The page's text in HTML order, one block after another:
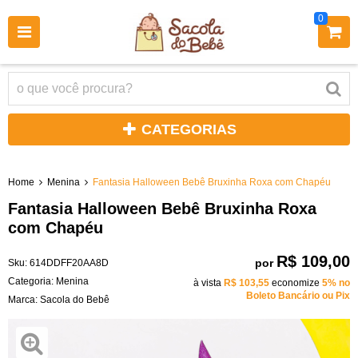
0
CATEGORIAS
Home Menina Fantasia Halloween Bebê Bruxinha Roxa com Chapéu
Fantasia Halloween Bebê Bruxinha Roxa
com Chapéu
Sku: 614DDFF20AA8D
Categoria: Menina
Marca: Sacola do Bebê
por R$ 109,00
à vista R$ 103,55 economize 5% no
Boleto Bancário ou Pix